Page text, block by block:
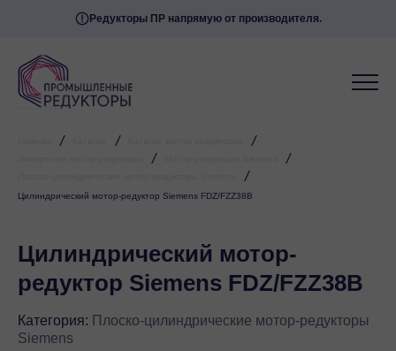
Редукторы ПР напрямую от производителя.
/ / /
/ /
/
Цилиндрический мотор-редуктор Siemens FDZ/FZZ38B
Цилиндрический мотор-
редуктор Siemens FDZ/FZZ38B
Категория: Плоско-цилиндрические мотор-редукторы
Siemens